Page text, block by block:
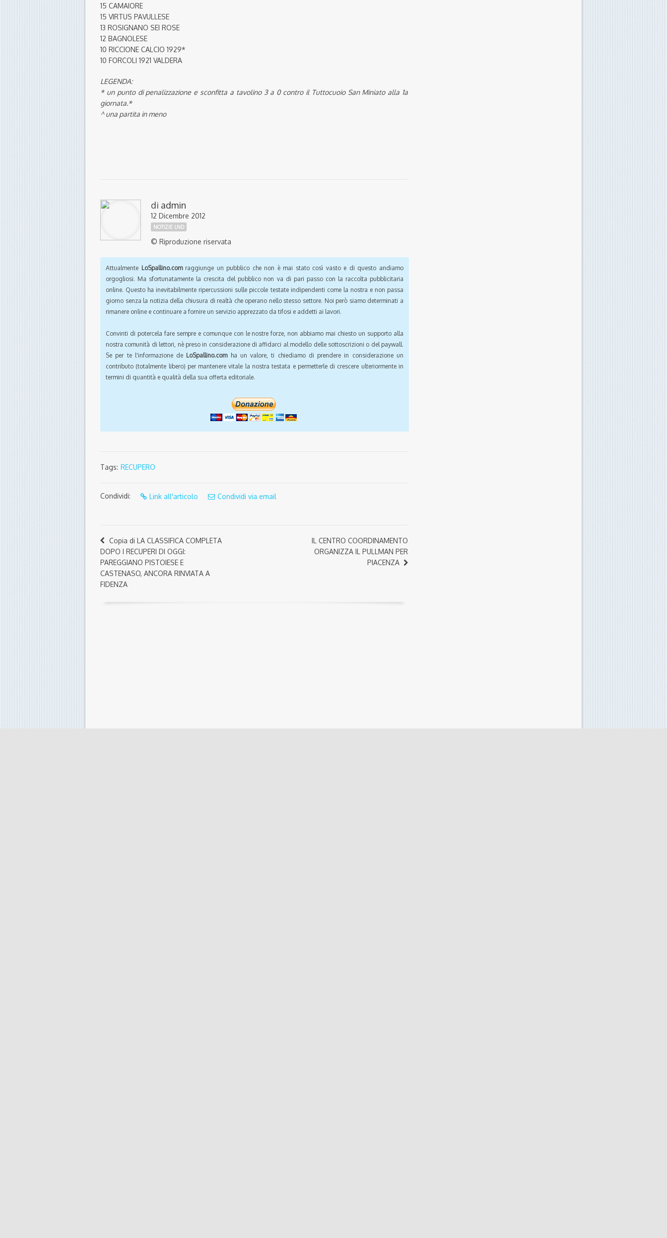
15 CAMAIORE
15 VIRTUS PAVULLESE
13 ROSIGNANO SEI ROSE
12 BAGNOLESE
10 RICCIONE CALCIO 1929*
10 FORCOLI 1921 VALDERA
LEGENDA:
* un punto di penalizzazione e sconfitta a tavolino 3 a 0 contro il Tuttocuoio San Miniato alla 1a
giornata.*
^ una partita in meno
di admin
12 Dicembre 2012
NOTIZIE LND
© Riproduzione riservata
Attualmente LoSpallino.comraggiunge un pubblico che non è mai stato così vasto e di questo andiamo
orgogliosi. Ma sfortunatamente la crescita del pubblico non va di pari passo con la raccolta pubblicitaria
online. Questo ha inevitabilmente ripercussioni sulle piccole testate indipendenti come la nostra e non passa
giorno senza la notizia della chiusura di realtà che operano nello stesso settore. Noi però siamo determinati a
rimanere online e continuare a fornire un servizio apprezzato da tifosi e addetti ai lavori.
Convinti di potercela fare sempre e comunque con le nostre forze, non abbiamo mai chiesto un supporto alla
nostra comunità di lettori, nè preso in considerazione di affidarci al modello delle sottoscrizioni o del paywall.
Se per te l'informazione de LoSpallino.comha un valore, ti chiediamo di prendere in considerazione un
contributo (totalmente libero) per mantenere vitale la nostra testata e permetterle di crescere ulteriormente in
termini di quantità e qualità della sua offerta editoriale.
Tags: RECUPERO
Condividi: Link all'articolo Condividi via email
Copia di LA CLASSIFICA COMPLETA
DOPO I RECUPERI DI OGGI:
PAREGGIANO PISTOIESE E
CASTENASO, ANCORA RINVIATA A
FIDENZA
IL CENTRO COORDINAMENTO
ORGANIZZA IL PULLMAN PER
PIACENZA